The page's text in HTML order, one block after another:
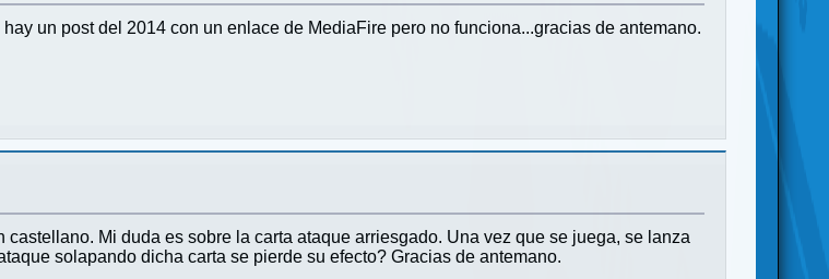
un post del 2014 con un enlace de MediaFire pero no funciona...gracias de antemano.
Mi duda es sobre la carta ataque arriesgado. Una vez que se juega, se lanza
solapando dicha carta se pierde su efecto? Gracias de antemano.